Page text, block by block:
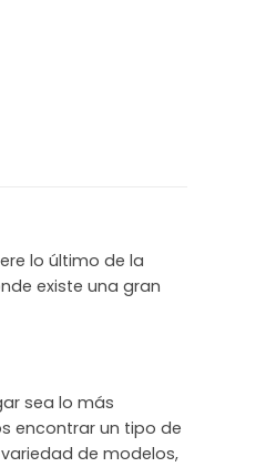
lo último de la
existe una gran
sea lo más
encontrar un tipo de
de modelos,